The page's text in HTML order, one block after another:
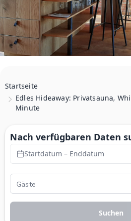
Startseite
Edles Hideaway: Privatsauna,
Minute
Nach verfügbaren Daten
Startdatum – Enddatum
Suchen